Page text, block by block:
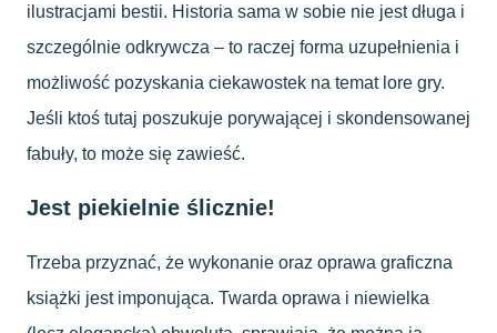
ilustracjami bestii. Historia sama w sobie nie jest długa i
szczególnie odkrywcza – to raczej forma uzupełnienia i
możliwość pozyskania ciekawostek na temat lore gry.
Jeśli ktoś tutaj poszukuje porywającej i skondensowanej
fabuły, to może się zawieść.
Jest piekielnie ślicznie!
Trzeba przyznać, że wykonanie oraz oprawa graficzna
książki jest imponująca. Twarda oprawa i niewielka